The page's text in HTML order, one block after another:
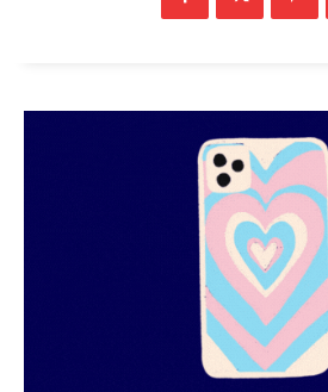
SUBSCRIBE NOW
PALA VISION
Grievance Redressal